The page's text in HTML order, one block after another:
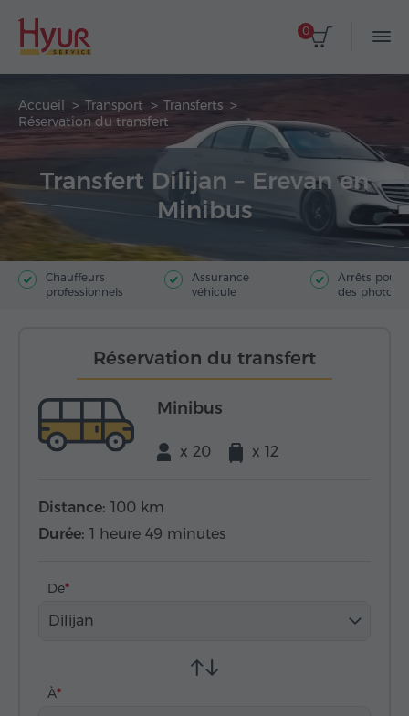
0
Accueil Transport
Transferts
Réservation du transfert
Transfert Dilijan – Erevan en
Minibus
Chauffeurs
professionnels
Assurance
véhicule
Arrêts pour
des photos
Réservation du transfert
Minibus
x 20 x 12
Distance: 100 km
Durée: 1 heure 49 minutes
De
Dilijan
À